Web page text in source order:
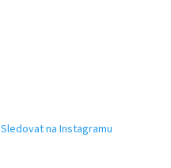
Sledovat na Instagramu